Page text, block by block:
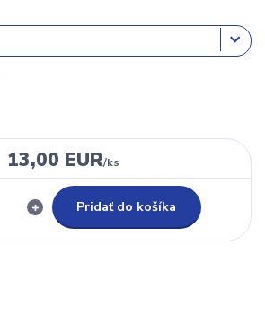
13,00 EUR/ks
Pridať do košíka